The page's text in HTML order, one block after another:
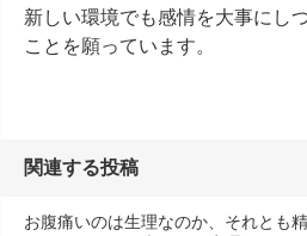
新しい環境でも感情を大事にし
ことを願っています。
関連する投稿
お腹痛いのは生理なのか、それとも